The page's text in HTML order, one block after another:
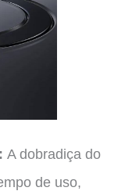
A dobradiça do
de uso,